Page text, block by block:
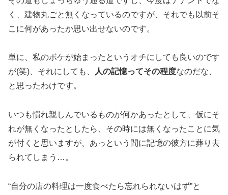
く、建物丸ごと無くなっているのですが、それでも以前そ
こに何があったか思い出せないのです。
単に、私のボケが始まったというオチにしても良いのです
が(笑)、それにしても、
人の記憶ってその程度なのだな、
と思ったわけです。
いつも慣れ親しんでいるものが何かあったとして、仮にそ
れが無くなったとしたら、その時には無くなったことに気
が付くと思いますが、あっという間に記憶の彼方に葬り去
られてしまう…。
“自分の店の料理は一度食べたら忘れられないはず”と